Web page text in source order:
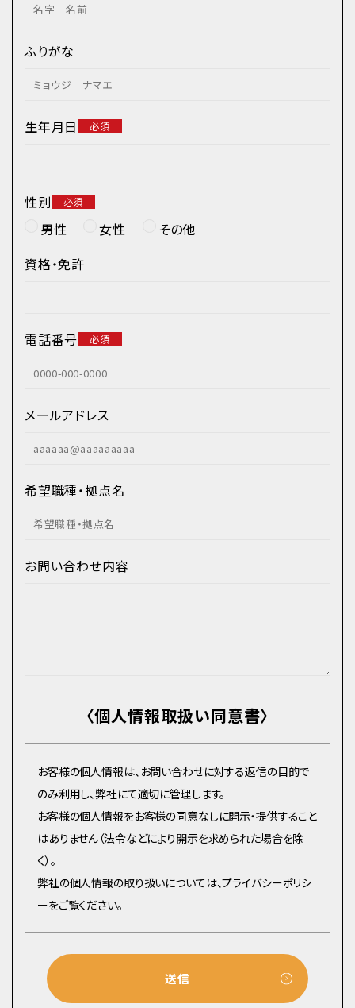
ふりがな
生年月日
性別
男性
女性
その他
資格・免許
電話番号
メールアドレス
希望職種・拠点名
お問い合わせ内容
〈個人情報取扱い同意書〉
お客様の個人情報は、お問い合わせに対する返信の目的で
のみ利用し、弊社にて適切に管理します。
お客様の個人情報をお客様の同意なしに開示・提供すること
はありません（法令などにより開示を求められた場合を除
く）。
弊社の個人情報の取り扱いについては、プライバシーポリシ
ーをご覧ください。